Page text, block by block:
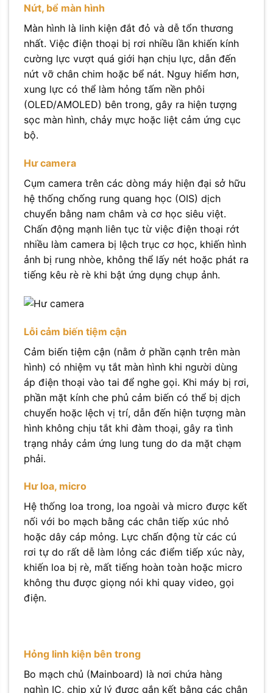
Nứt, bể màn hình
Màn hình là linh kiện đắt đỏ và dễ tổn thương
nhất. Việc điện thoại bị rơi nhiều lần khiến kính
cường lực vượt quá giới hạn chịu lực, dẫn đến
nứt vỡ chân chim hoặc bể nát. Nguy hiểm hơn,
xung lực có thể làm hỏng tấm nền phôi
(OLED/AMOLED) bên trong, gây ra hiện tượng
sọc màn hình, chảy mực hoặc liệt cảm ứng cục
bộ.
Hư camera
Cụm camera trên các dòng máy hiện đại sở hữu
hệ thống chống rung quang học (OIS) dịch
chuyển bằng nam châm và cơ học siêu việt.
Chấn động mạnh liên tục từ việc điện thoại rớt
nhiều làm camera bị lệch trục cơ học, khiến hình
ảnh bị rung nhòe, không thể lấy nét hoặc phát ra
tiếng kêu rè rè khi bật ứng dụng chụp ảnh.
Lỗi cảm biến tiệm cận
Cảm biến tiệm cận (nằm ở phần cạnh trên màn
hình) có nhiệm vụ tắt màn hình khi người dùng
áp điện thoại vào tai để nghe gọi. Khi máy bị rơi,
phần mặt kính che phủ cảm biến có thể bị dịch
chuyển hoặc lệch vị trí, dẫn đến hiện tượng màn
hình không chịu tắt khi đàm thoại, gây ra tình
trạng nhảy cảm ứng lung tung do da mặt chạm
phải.
Hư loa, micro
Hệ thống loa trong, loa ngoài và micro được kết
nối với bo mạch bằng các chân tiếp xúc nhỏ
hoặc dây cáp mỏng. Lực chấn động từ các cú
rơi tự do rất dễ làm lỏng các điểm tiếp xúc này,
khiến loa bị rè, mất tiếng hoàn toàn hoặc micro
không thu được giọng nói khi quay video, gọi
điện.
Hỏng linh kiện bên trong
Bo mạch chủ (Mainboard) là nơi chứa hàng
nghìn IC, chip xử lý được gắn kết bằng các chân